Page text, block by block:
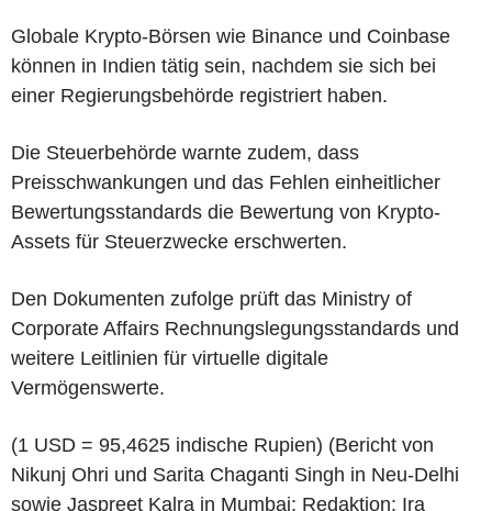
Globale Krypto-Börsen wie Binance und Coinbase
können in Indien tätig sein, nachdem sie sich bei
einer Regierungsbehörde registriert haben.
Die Steuerbehörde warnte zudem, dass
Preisschwankungen und das Fehlen einheitlicher
Bewertungsstandards die Bewertung von Krypto-
Assets für Steuerzwecke erschwerten.
Den Dokumenten zufolge prüft das Ministry of
Corporate Affairs Rechnungslegungsstandards und
weitere Leitlinien für virtuelle digitale
Vermögenswerte.
(1 USD = 95,4625 indische Rupien) (Bericht von
Nikunj Ohri und Sarita Chaganti Singh in Neu-Delhi
sowie Jaspreet Kalra in Mumbai; Redaktion: Ira